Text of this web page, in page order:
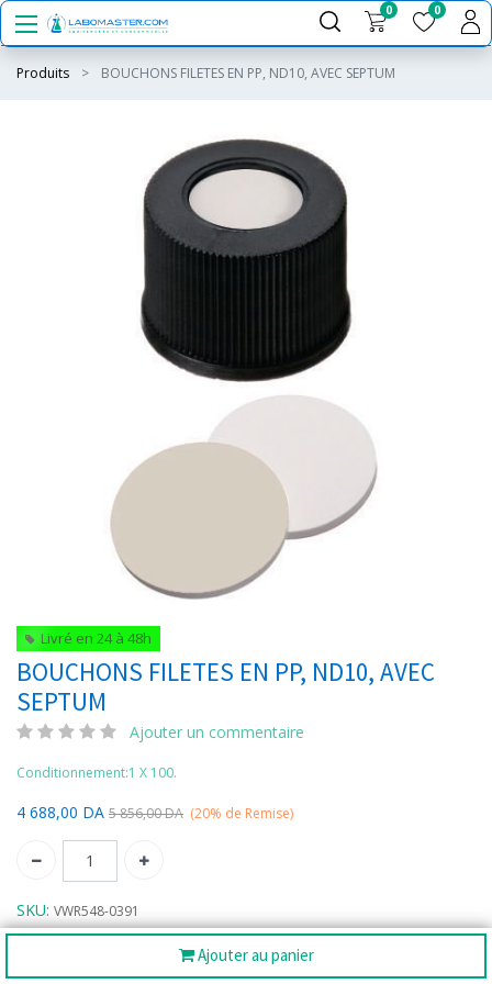
0 0
Produits BOUCHONS FILETES EN PP, ND10, AVEC SEPTUM
Ajouter au panier
Livré en 24 à 48h
BOUCHONS FILETES EN PP, ND10, AVEC
SEPTUM
Ajouter un commentaire
Conditionnement:1 X 100.
4 688,00 DA 5 856,00DA (20% de Remise)
SKU: VWR548-0391
Catégories: Bouchons, Bouchons